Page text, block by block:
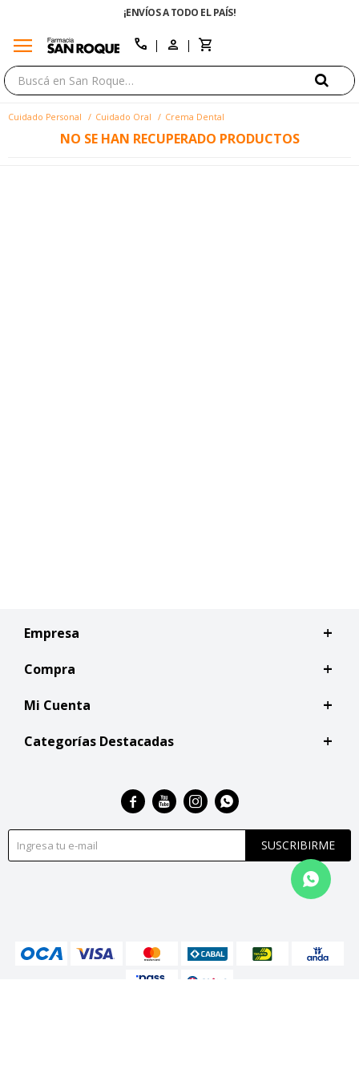
¡ENVÍOS A TODO EL PAÍS!
menu call
Cuidado Personal Cuidado Oral Crema Dental
NO SE HAN RECUPERADO PRODUCTOS
Empresa
Compra
Mi Cuenta
Categorías Destacadas
SUSCRIBIRME
   
close